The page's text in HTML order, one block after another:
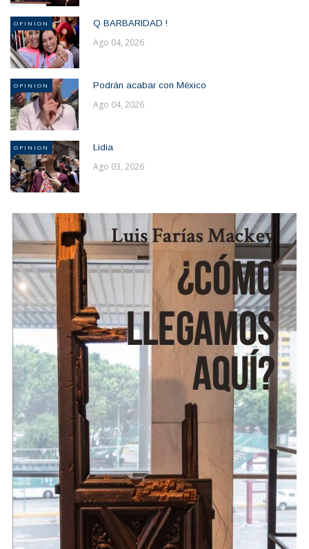
OPINION Q BARBARIDAD !
Ago 04, 2026
OPINION Podrán acabar con México
Ago 04, 2026
OPINION Lidia
Ago 03, 2026